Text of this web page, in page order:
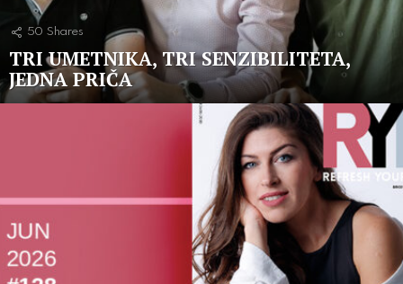
50 Shares
TRI UMETNIKA, TRI SENZIBILITETA,
JEDNA PRIČA